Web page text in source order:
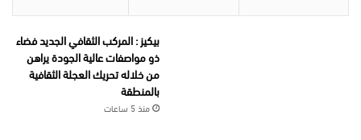
بيكيز : المركب الثقافي الجديد فضاء
ذو مواصفات عالية الجودة يراهن
من خلاله تحريك العجلة الثقافية
بالمنطقة
منذ 5 ساعات